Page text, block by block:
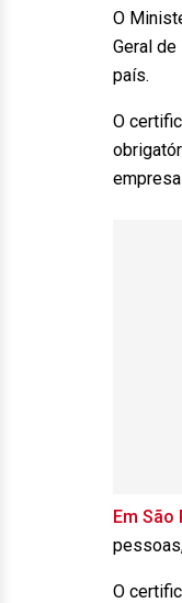
O
Geral
país.
O
Em São
O